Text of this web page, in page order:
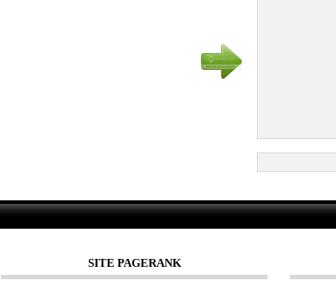
SITE PAGERANK